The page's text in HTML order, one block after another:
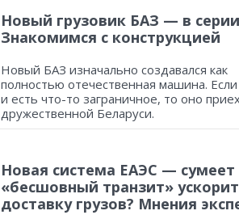
Новый грузовик БАЗ — в
Знакомимся с конструкцией
Новый БАЗ изначально создавался как
полностью отечественная машина.
и есть что-то заграничное, то оно
дружественной Беларуси.
Новая система ЕАЭС — сумеет
«бесшовный транзит»
доставку грузов? Мнения